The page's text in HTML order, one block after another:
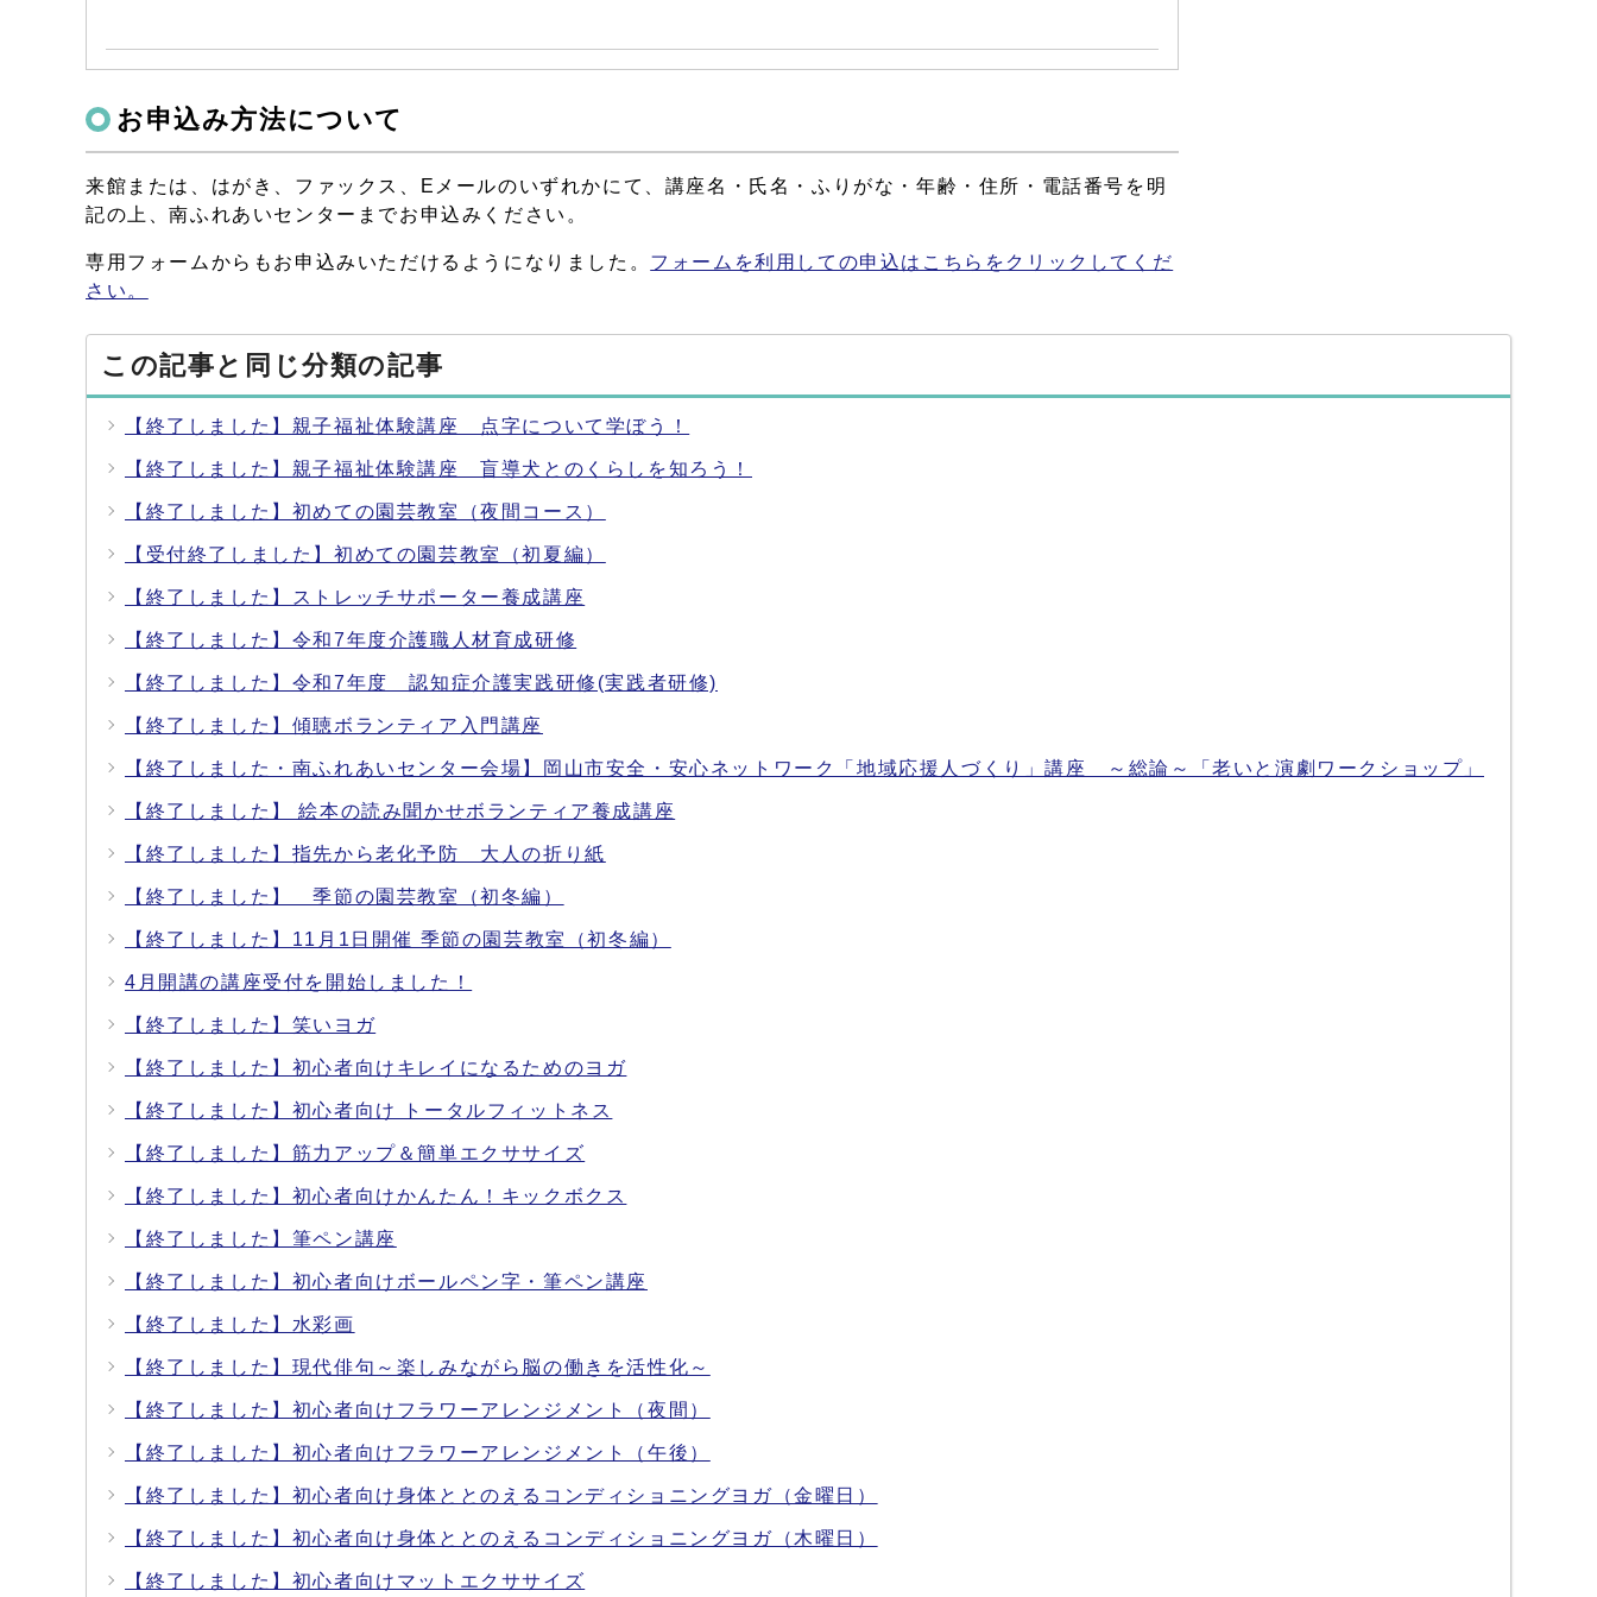
お申込み方法について
来館または、はがき、ファックス、Eメールのいずれかにて、講座名・氏名・ふりがな・年齢・住所・電話番号を明
記の上、南ふれあいセンターまでお申込みください。
専用フォームからもお申込みいただけるようになりました。 フォームを利用しての申込はこちらをクリックしてくだ
さい。
この記事と同じ分類の記事
【終了しました】親子福祉体験講座 点字について学ぼう！
【終了しました】親子福祉体験講座 盲導犬とのくらしを知ろう！
【終了しました】初めての園芸教室（夜間コース）
【受付終了しました】初めての園芸教室（初夏編）
【終了しました】ストレッチサポーター養成講座
【終了しました】令和7年度介護職人材育成研修
【終了しました】令和7年度 認知症介護実践研修(実践者研修)
【終了しました】傾聴ボランティア入門講座
【終了しました・南ふれあいセンター会場】岡山市安全・安心ネットワーク「地域応援人づくり」講座 ～総論～「老いと演劇ワークショップ」
【終了しました】 絵本の読み聞かせボランティア養成講座
【終了しました】指先から老化予防 大人の折り紙
【終了しました】 季節の園芸教室（初冬編）
【終了しました】11月1日開催 季節の園芸教室（初冬編）
4月開講の講座受付を開始しました！
【終了しました】笑いヨガ
【終了しました】初心者向けキレイになるためのヨガ
【終了しました】初心者向け トータルフィットネス
【終了しました】筋力アップ＆簡単エクササイズ
【終了しました】初心者向けかんたん！キックボクス
【終了しました】筆ペン講座
【終了しました】初心者向けボールペン字・筆ペン講座
【終了しました】水彩画
【終了しました】現代俳句～楽しみながら脳の働きを活性化～
【終了しました】初心者向けフラワーアレンジメント（夜間）
【終了しました】初心者向けフラワーアレンジメント（午後）
【終了しました】初心者向け身体ととのえるコンディショニングヨガ（金曜日）
【終了しました】初心者向け身体ととのえるコンディショニングヨガ（木曜日）
【終了しました】初心者向けマットエクササイズ